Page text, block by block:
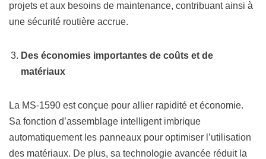
projets et aux besoins de maintenance, contribuant ainsi à
une sécurité routière accrue.
Des économies importantes de coûts et de
matériaux
La MS-1590 est conçue pour allier rapidité et économie.
Sa fonction d’assemblage intelligent imbrique
automatiquement les panneaux pour optimiser l’utilisation
des matériaux. De plus, sa technologie avancée réduit la